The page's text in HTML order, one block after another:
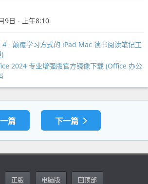
9日 - 上午8:10
- 颠覆学习方式的 iPad Mac 读书阅读笔记工
2024 专业增强版官方镜像下载 (Office 办公
篇 下一篇
正版 电脑版 回顶部